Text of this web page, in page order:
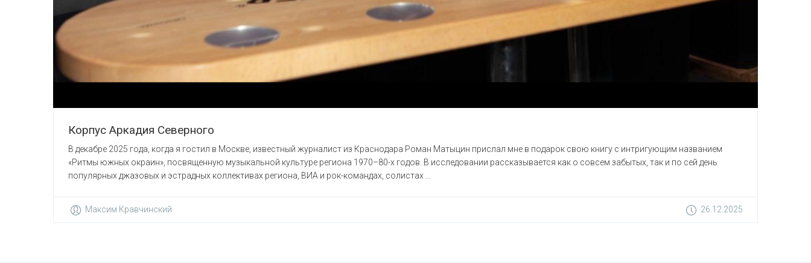
Корпус Аркадия Северного
В декабре 2025 года, когда я гостил в Москве, известный журналист из Краснодара Роман Матыцин прислал мне в подарок свою книгу с интригующим названием
«Ритмы южных окраин», посвященную музыкальной культуре региона 1970–80-х годов. В исследовании рассказывается как о совсем забытых, так и по сей день
популярных джазовых и эстрадных коллективах региона, ВИА и рок-командах, солистах ...
Максим Кравчинский 26.12.2025